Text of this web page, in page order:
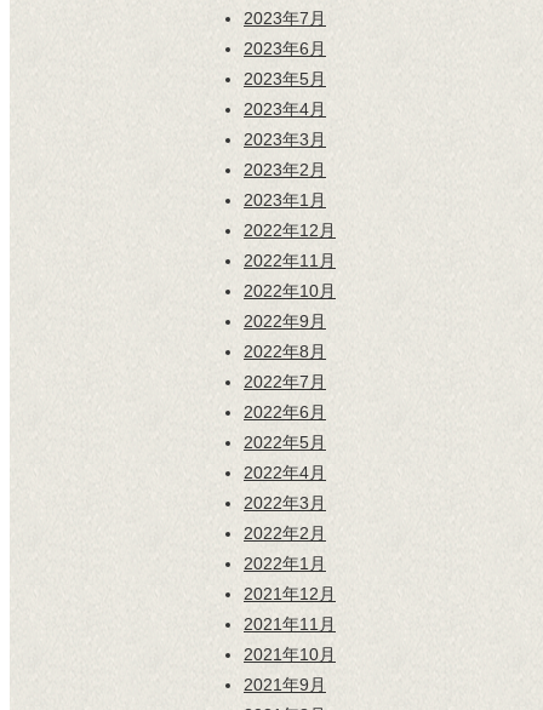
2023年7月
2023年6月
2023年5月
2023年4月
2023年3月
2023年2月
2023年1月
2022年12月
2022年11月
2022年10月
2022年9月
2022年8月
2022年7月
2022年6月
2022年5月
2022年4月
2022年3月
2022年2月
2022年1月
2021年12月
2021年11月
2021年10月
2021年9月